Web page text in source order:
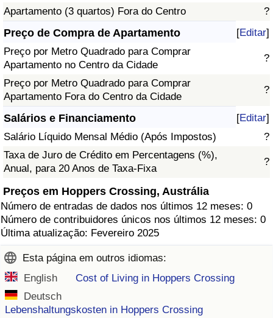
Apartamento (3 quartos) Fora do Centro
?
Preço de Compra de Apartamento [Editar]
Preço por Metro Quadrado para Comprar
Apartamento no Centro da Cidade
?
Preço por Metro Quadrado para Comprar
Apartamento Fora do Centro da Cidade
?
Salários e Financiamento [Editar]
Salário Líquido Mensal Médio (Após Impostos)
?
Taxa de Juro de Crédito em Percentagens (%),
Anual, para 20 Anos de Taxa-Fixa
?
Preços em Hoppers Crossing, Austrália
Número de entradas de dados nos últimos 12 meses: 0
Número de contribuidores únicos nos últimos 12 meses: 0
Última atualização: Fevereiro 2025
Esta página em outros idiomas:
English
Cost of Living in Hoppers Crossing
Deutsch
Lebenshaltungskosten in Hoppers Crossing